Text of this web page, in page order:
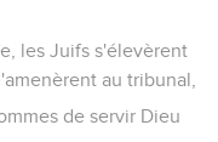
les Juifs s'élevèrent
au tribunal,
de servir Dieu